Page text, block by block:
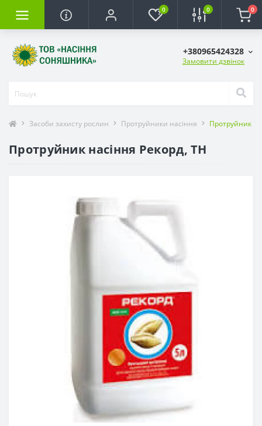
0 0 0
+380965424328
Замовити дзвінок
Засоби захисту рослин Протруйники насіння Протруйник
Протруйник насіння Рекорд, ТН